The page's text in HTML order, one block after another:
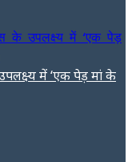
में ‘एक पेड़ मां के